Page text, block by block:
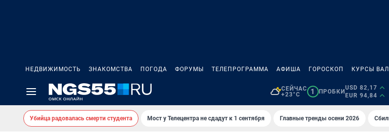
НЕДВИЖИМОСТЬ ЗНАКОМСТВА ПОГОДА ФОРУМЫ ТЕЛЕПРОГРАММА АФИША ГОРОСКОП КУРСЫ
СЕЙЧАС
+23°C
1 ПРОБКИ
USD 82,17
EUR 94,84
Убийца радовалась смерти студента Мост у Телецентра не сдадут к 1 сентября Главные тренды осени 2026